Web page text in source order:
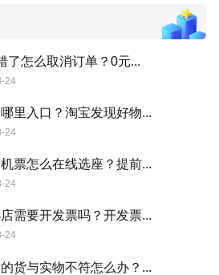
了怎么取消订单？0元...
24
里入口？淘宝发现好物...
24
票怎么在线选座？提前...
24
需要开发票吗？开发票...
24
货与实物不符怎么办？...